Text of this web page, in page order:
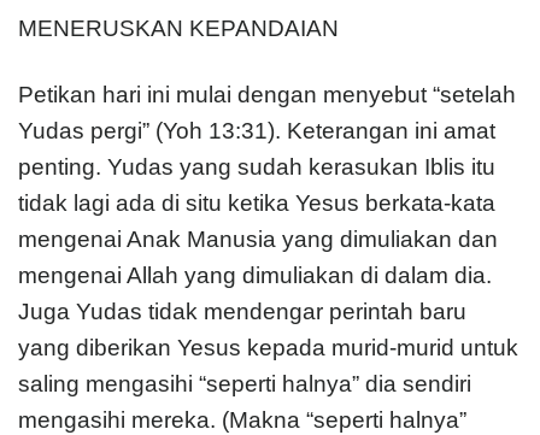
MENERUSKAN KEPANDAIAN
Petikan hari ini mulai dengan menyebut “setelah
Yudas pergi” (Yoh 13:31). Keterangan ini amat
penting. Yudas yang sudah kerasukan Iblis itu
tidak lagi ada di situ ketika Yesus berkata-kata
mengenai Anak Manusia yang dimuliakan dan
mengenai Allah yang dimuliakan di dalam dia.
Juga Yudas tidak mendengar perintah baru
yang diberikan Yesus kepada murid-murid untuk
saling mengasihi “seperti halnya” dia sendiri
mengasihi mereka. (Makna “seperti halnya”